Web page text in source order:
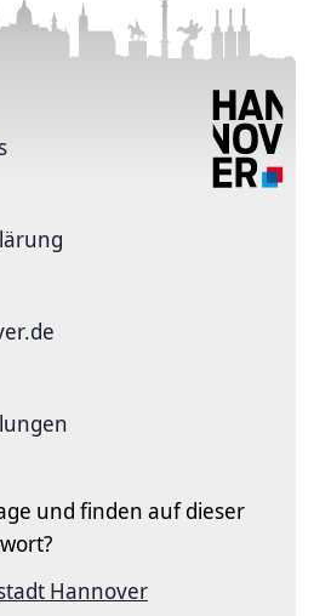
und finden auf dieser
Hannover